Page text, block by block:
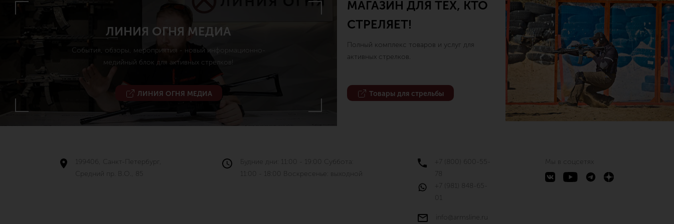
ЛИНИЯ ОГНЯ МЕДИА
События, обзоры, мероприятия - новый информационно-
медийный блок для активных стрелков!
ЛИНИЯ ОГНЯ МЕДИА
МАГАЗИН ДЛЯ ТЕХ, КТО
СТРЕЛЯЕТ!
Полный комплекс товаров и услуг для
активных стрелков.
Товары для стрельбы
199406, Санкт-Петербург,
Средний пр. В.О., 85
Будние дни: 11:00 - 19:00 Суббота:
11:00 - 18:00 Воскресенье: выходной
+7 (800) 600-55-
78
+7 (981) 848-65-
01
info@armsline.ru
Мы в соцсетях